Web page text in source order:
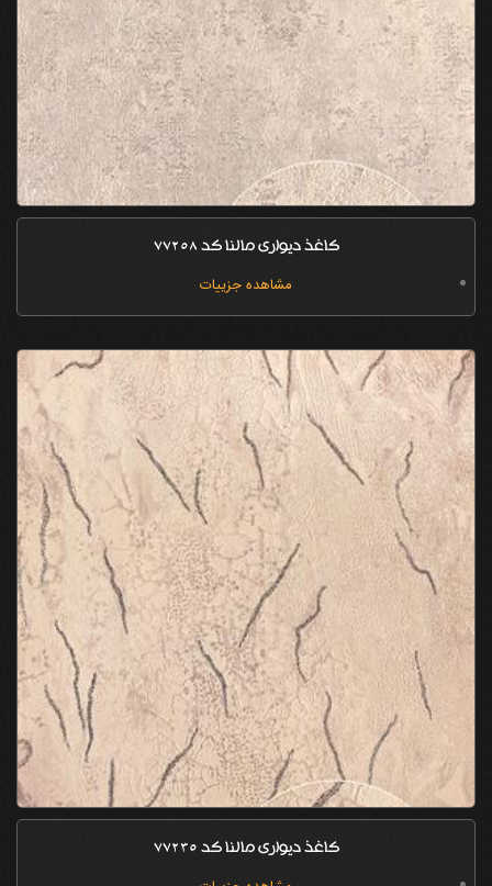
کاغذ دیواری مالنا کد 77258
مشاهده جزییات
کاغذ دیواری مالنا کد 77235